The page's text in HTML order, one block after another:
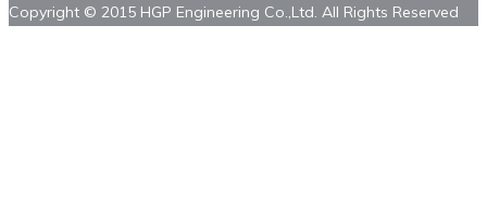
Copyright © 2015 HGP Engineering Co.,Ltd. All Rights Reserved